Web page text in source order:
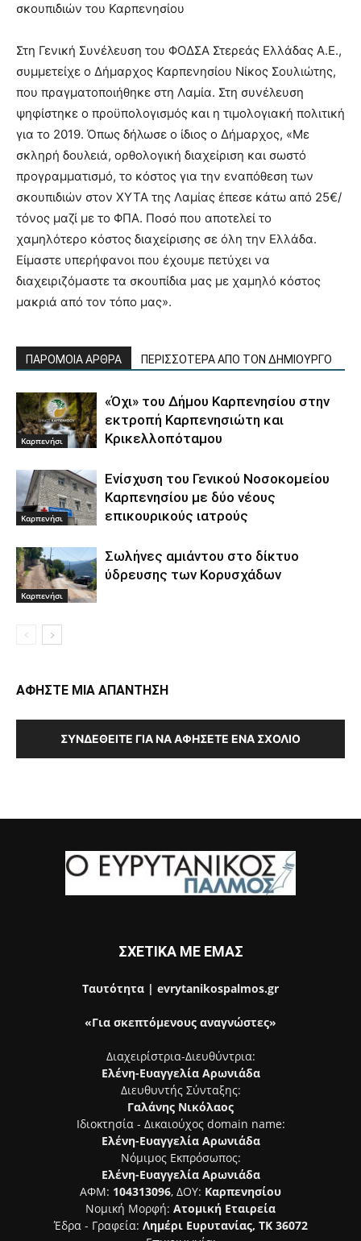
σκουπιδιών του Καρπενησίου
Στη Γενική Συνέλευση του ΦΟΔΣΑ Στερεάς Ελλάδας Α.Ε.,
συμμετείχε ο Δήμαρχος Καρπενησίου Νίκος Σουλιώτης,
που πραγματοποιήθηκε στη Λαμία. Στη συνέλευση
ψηφίστηκε ο προϋπολογισμός και η τιμολογιακή πολιτική
για το 2019. Όπως δήλωσε ο ίδιος ο Δήμαρχος, «Με
σκληρή δουλειά, ορθολογική διαχείριση και σωστό
προγραμματισμό, το κόστος για την εναπόθεση των
σκουπιδιών στον ΧΥΤΑ της Λαμίας έπεσε κάτω από 25€/
τόνος μαζί με το ΦΠΑ. Ποσό που αποτελεί το
χαμηλότερο κόστος διαχείρισης σε όλη την Ελλάδα.
Είμαστε υπερήφανοι που έχουμε πετύχει να
διαχειριζόμαστε τα σκουπίδια μας με χαμηλό κόστος
μακριά από τον τόπο μας».
ΠΑΡΟΜΟΙΑ ΑΡΘΡΑ ΠΕΡΙΣΣΟΤΕΡΑ ΑΠΟ ΤΟΝ ΔΗΜΙΟΥΡΓΟ
Καρπενήσι
«Όχι» του Δήμου Καρπενησίου στην
εκτροπή Καρπενησιώτη και
Κρικελλοπόταμου
Καρπενήσι
Ενίσχυση του Γενικού Νοσοκομείου
Καρπενησίου με δύο νέους
επικουρικούς ιατρούς
Καρπενήσι
Σωλήνες αμιάντου στο δίκτυο
ύδρευσης των Κορυσχάδων
ΑΦΗΣΤΕ ΜΙΑ ΑΠΑΝΤΗΣΗ
ΣΥΝΔΕΘΕΊΤΕ ΓΙΑ ΝΑ ΑΦΉΣΕΤΕ ΈΝΑ ΣΧΌΛΙΟ
ΣΧΕΤΙΚΑ ΜΕ ΕΜΑΣ
Ταυτότητα | evrytanikospalmos.gr
«Για σκεπτόμενους αναγνώστες»
Διαχειρίστρια-Διευθύντρια:
Ελένη-Ευαγγελία Αρωνιάδα
Διευθυντής Σύνταξης:
Γαλάνης Νικόλαος
Ιδιοκτησία - Δικαιούχος domain name:
Ελένη-Ευαγγελία Αρωνιάδα
Νόμιμος Εκπρόσωπος:
Ελένη-Ευαγγελία Αρωνιάδα
ΑΦΜ: 104313096, ΔΟΥ: Καρπενησίου
Νομική Μορφή: Ατομική Εταιρεία
Έδρα - Γραφεία: Λημέρι Ευρυτανίας, ΤΚ 36072